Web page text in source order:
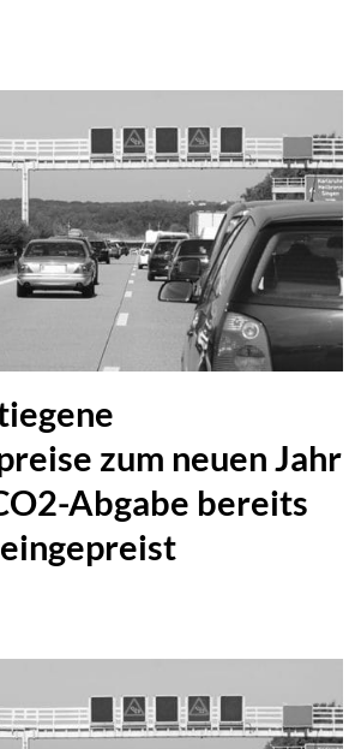
zum neuen Jahr
Abgabe bereits